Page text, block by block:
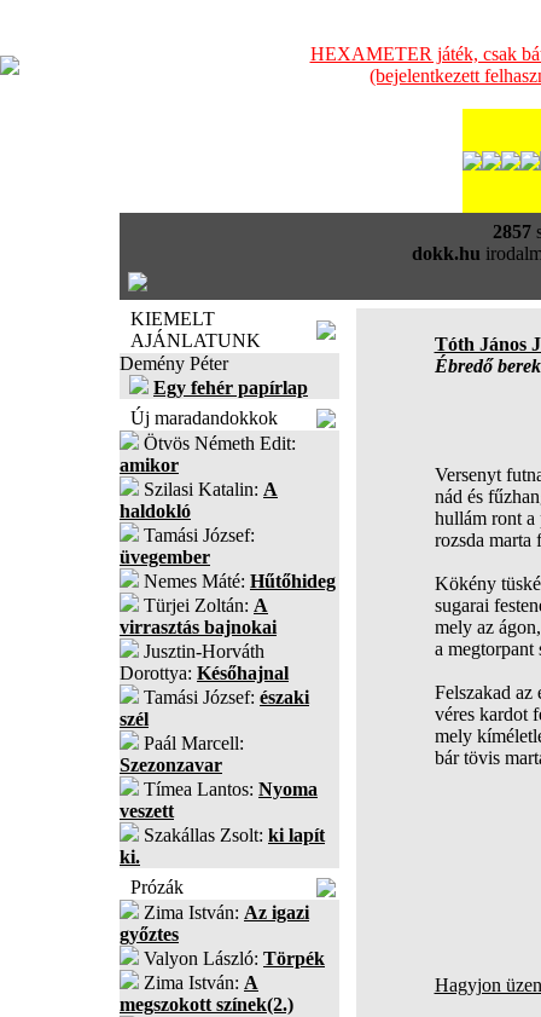
HEXAMETER játék, csak
(bejelentkezett
2857
dokk.hu
KIEMELT
AJÁNLATUNK
Demény Péter
Egy fehér papírlap
Új maradandokkok
Ötvös Németh Edit:
amikor
Szilasi Katalin: A
haldokló
Tamási József:
üvegember
Nemes Máté: Hűtőhideg
Türjei Zoltán: A
virrasztás bajnokai
Jusztin-Horváth
Dorottya: Későhajnal
Tamási József: északi
szél
Paál Marcell:
Szezonzavar
Tímea Lantos: Nyoma
veszett
Szakállas Zsolt: ki lapít
ki.
Prózák
Zima István: Az igazi
győztes
Valyon László: Törpék
Zima István: A
megszokott színek(2.)
Tóth János
Ébredő berek
Versenyt
nád és
hullám ront a
rozsda marta
Kökény
sugarai
mely az
a megtorpant
Felszakad
véres kardot
mely
bár tövis
Hagyjon